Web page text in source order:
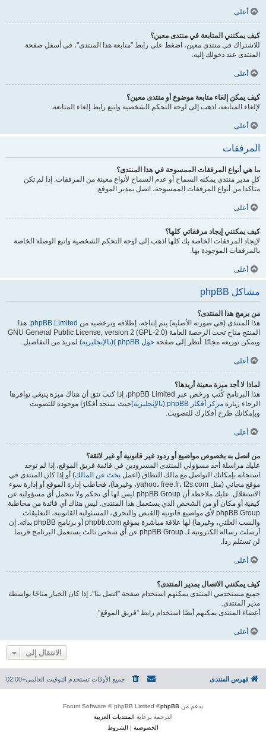
أعلى
كيف يمكنني المتابعة في منتدى معين؟
للاشتراك في منتدى معين، اضغط على رابط "متابعة هذا المنتدى"، في أسفل صفحة
المنتدى عند دخولك إليه.
أعلى
كيف يمكن إلغاء متابعة موضوع أو منتدى معين؟
لإلغاء المتابعة، اذهب إلى لوحة التحكم الشخصية واتبع رابط إلغاء المتابعة.
أعلى
المرفقات
ما هي أنواع المرفقات الممسوحة في هذا المنتدى؟
كل مدير منتدى يمكنه السماح أو عدم السماح لأنواع معينة من المرفقات. إذا لم تكن
متأكدا من أنواع المرفقات الممسوحة، اتصل بمدير الموقع.
أعلى
كيف يمكنني إيجاد مرفقاتي كلها؟
لإيجاد المرفقات الخاصة بك كلها اذهب إلى لوحة التحكم الشخصية واتبع الوصلة الخاصة
بالمرفقات الموجودة بها.
أعلى
مشاكل phpBB
من برمج هذا المنتدى؟
هذا المنتدى (في صورته الأصلية) يتم إنتاجه، إطلاقه وترخصيه من phpBB Limited. هذا
المنتج متاح تحت الرخصة العامة GNU General Public License, version 2 (GPL-2.0)
ويمكن توزيعه مجانًا. أنظر إلى صفحة حول phpBB )(بالإنجليزية) لمزيد من التفاصيل.
أعلى
لماذا لا أجد ميزة معينة أريدها؟
هذا البرنامج كُتب ورخص عبر phpBB Limited، إذا كنت تثق أن هناك ميزة ينبغي توافرها
الرجاء زيارة مركز أفكار phpBB (بالإنجليزية)
حيث ستجد أفكارًا موجودة للتصويت
وبإمكانك طرح أفكارك للتصويت.
أعلى
من اتصل به بخصوص مواضيع أو ردود غير قانونية أو غير لائقة؟
عليك مراسلة أحد مسؤولي المنتدى المسرودين في قائمة فريق الموقع، إذا لم توجد
استجابة بإمكانك التواصل مع مالك النطاق (اعمل بحث عن المالك) أو إذا كان المنتدى في
موقع مجاني (مثل yahoo، free.fr، f2s.com، وغيرها)، فخاطب إدارة الموقع أو إدارة سوء
الاستغلال. عليك ملاحظة أن phpBB Group ليس لها أي تحكم ولا تتحمل أي مسؤولية عن
كيفية أو مكان أو من الشخص الذي يستعمل هذا المنتدى. ليس هناك أي فائدة من مخاطبة
phpBB Group لأي مواضيع قانونية (القبض والتحري، المسئولية القانونية، التعليقات
والسب العلني، وغيرها) لها علاقة مباشرة بموقع phpbb.com أو برنامج phpBB بذاته. إن
أرسلت رسالة الكترونية لـ phpBB Group عن أي شخص ثالث يستعمل البرنامج فربما
لن تستلم ردا.
أعلى
كيف يمكنني الاتصال بمدير المنتدى؟
جميع مستخدمي المنتدى يمكنهم استخدام صفحة "اتصل بنا"، إذا كان الخيار متاحًا بواسطة
مدير المنتدى.
أعضاء المنتدى يمكنهم أيضًا استخدام رابط "فريق الموقع".
أعلى
الانتقال إلى
فهرس المنتدى جميع الأوقات تستخدم التوقيت العالمي+02:00
بدعم من phpBB
® Forum Software © phpBB Limited
الترجمة برعاية المنتديات العربية
الخصوصية | الشروط